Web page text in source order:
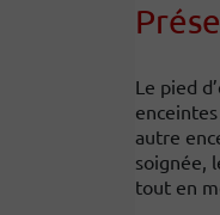
Le pied
enceintes
autre
soignée,
tout en